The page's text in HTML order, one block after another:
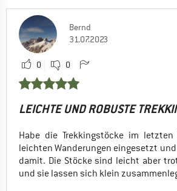
Bernd
31.07.2023
0 0
LEICHTE UND ROBUSTE
Habe die Trekkingstöcke im
leichten Wanderungen eingesetzt
damit. Die Stöcke sind leicht aber
und sie lassen sich klein